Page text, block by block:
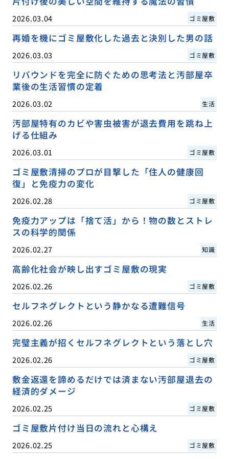
2026.03.04 ゴミ屋敷
再婚を機にゴミ屋敷化した過去と決別した男の話
2026.03.03 ゴミ屋敷
リバウンドを完全に防ぐための思考法と汚部屋卒
業後の生活習慣の定着
2026.03.02 生活
汚部屋特有のカビや害虫被害が退去費用を跳ね上
げる仕組み
2026.03.01 ゴミ屋敷
ゴミ屋敷清掃のプロが目撃した「住人の健康回
復」と免疫力の変化
2026.02.28 ゴミ屋敷
免疫力アップは「捨て活」から！物の数とストレ
スの科学的関係
2026.02.27 知識
高齢化社会が映し出すゴミ屋敷の現実
2026.02.26 ゴミ屋敷
セルフネグレクトという静かなる遭難信号
2026.02.26 生活
完璧主義が招くセルフネグレクトという落とし穴
2026.02.26 ゴミ屋敷
敷金返還を諦めるだけでは済まない汚部屋退去の
経済的ダメージ
2026.02.25 ゴミ屋敷
ゴミ屋敷片付け当日の流れと心構え
2026.02.25 ゴミ屋敷